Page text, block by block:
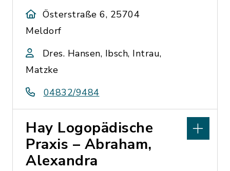
Österstraße 6, 25704
Meldorf
Dres. Hansen, Ibsch, Intrau,
Matzke
04832/9484
Hay Logopädische
Praxis – Abraham,
Alexandra